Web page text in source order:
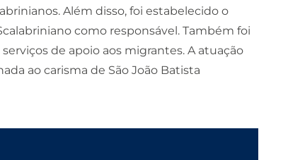
Além disso, foi estabelecido o
como responsável. Também foi
de apoio aos migrantes. A atuação
ao carisma de São João Batista